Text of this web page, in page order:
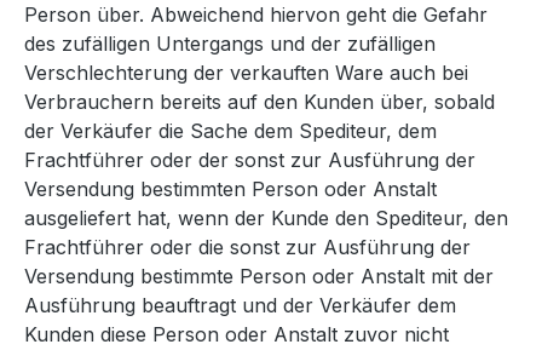
Person über. Abweichend hiervon geht die Gefahr
des zufälligen Untergangs und der zufälligen
Verschlechterung der verkauften Ware auch bei
Verbrauchern bereits auf den Kunden über, sobald
der Verkäufer die Sache dem Spediteur, dem
Frachtführer oder der sonst zur Ausführung der
Versendung bestimmten Person oder Anstalt
ausgeliefert hat, wenn der Kunde den Spediteur, den
Frachtführer oder die sonst zur Ausführung der
Versendung bestimmte Person oder Anstalt mit der
Ausführung beauftragt und der Verkäufer dem
Kunden diese Person oder Anstalt zuvor nicht